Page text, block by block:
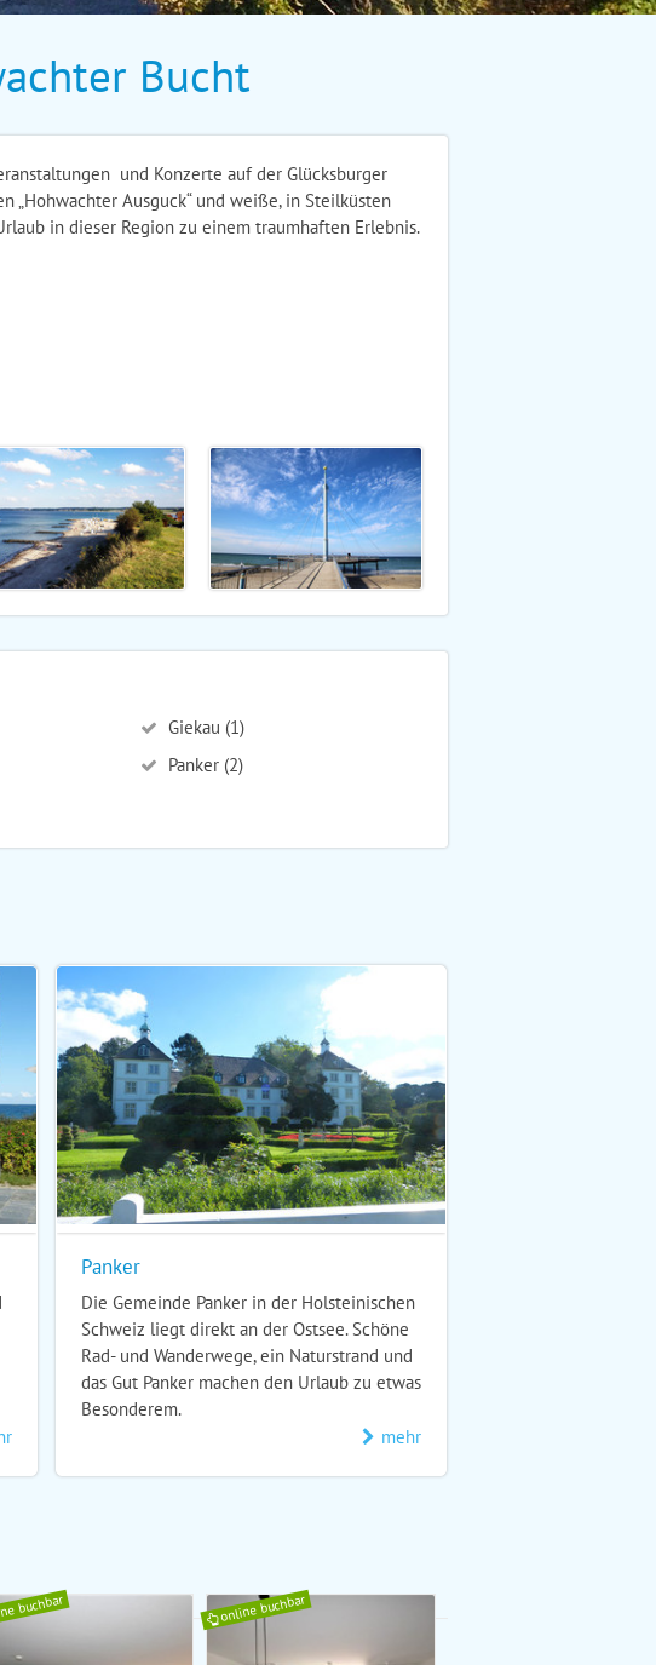
Bucht
und Konzerte auf der Glücksburger
„Hohwachter Ausguck“ und weiße, in Steilküsten
in dieser Region zu einem traumhaften Erlebnis.
Giekau (1)
Panker (2)
Panker
Die Gemeinde Panker in der Holsteinischen
Schweiz liegt direkt an der Ostsee. Schöne
Rad- und Wanderwege, ein Naturstrand und
das Gut Panker machen den Urlaub zu etwas
Besonderem.
mehr
buchbar online buchbar